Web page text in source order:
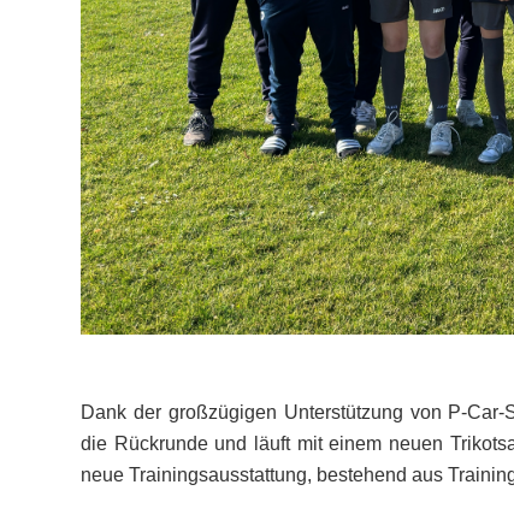
Dank der großzügigen Unterstützung von P-
die Rückrunde und läuft mit einem neuen
neue Trainingsausstattung, bestehend aus